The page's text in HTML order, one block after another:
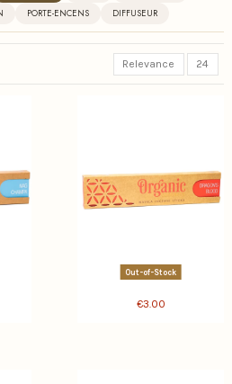
PORTE-ENCENS DIFFUSEUR
Relevance 24
Out-of-Stock
€3.00